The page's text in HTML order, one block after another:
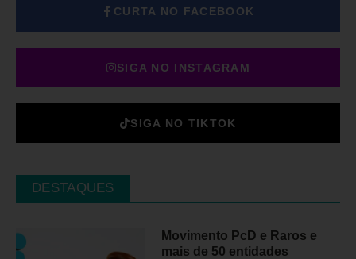
CURTA NO FACEBOOK
SIGA NO INSTAGRAM
SIGA NO TIKTOK
DESTAQUES
Movimento PcD e Raros e
mais de 50 entidades